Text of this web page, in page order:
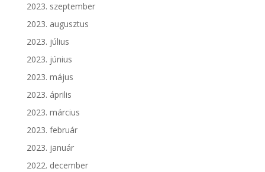
2023. szeptember
2023. augusztus
2023. július
2023. június
2023. május
2023. április
2023. március
2023. február
2023. január
2022. december